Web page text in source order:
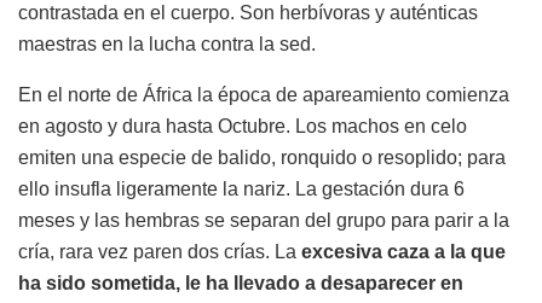
contrastada en el cuerpo. Son herbívoras y auténticas
maestras en la lucha contra la sed.
En el norte de África la época de apareamiento comienza
en agosto y dura hasta Octubre. Los machos en celo
emiten una especie de balido, ronquido o resoplido; para
ello insufla ligeramente la nariz. La gestación dura 6
meses y las hembras se separan del grupo para parir a la
cría, rara vez paren dos crías. La excesiva caza a la que
ha sido sometida, le ha llevado a desaparecer en